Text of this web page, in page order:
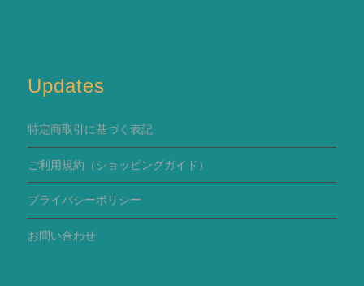
Updates
特定商取引に基づく表記
ご利用規約 （ショッピングガイド）
プライバシーポリシー
お問い合わせ